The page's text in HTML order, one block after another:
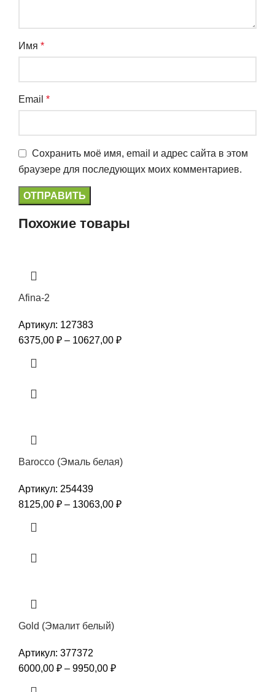
Имя *
Email *
Сохранить моё имя, email и адрес сайта в этом
браузере для последующих моих комментариев.
Похожие товары
Afina-2
Артикул: 127383
6375,00 ₽ – 10627,00 ₽
Barocco (Эмаль белая)
Артикул: 254439
8125,00 ₽ – 13063,00 ₽
Gold (Эмалит белый)
Артикул: 377372
6000,00 ₽ – 9950,00 ₽